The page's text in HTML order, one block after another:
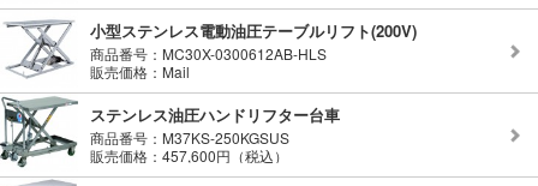
小型ステンレス電動油圧テーブルリフト(200V)
商品番号：MC30X-0300612AB-HLS
販売価格：Mail
ステンレス油圧ハンドリフター台車
商品番号：M37KS-250KGSUS
販売価格：457,600円（税込）